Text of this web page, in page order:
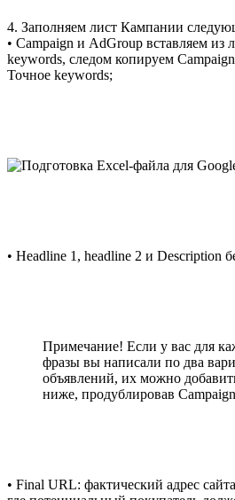
4. Заполняем лист Кампании
• Campaign и AdGroup вставляем
keywords, следом копируем
Точное keywords;
• Headline 1, headline 2 и Description
Примечание! Если у вас для
фразы вы написали по два
объявлений, их можно
ниже, продублировав
• Final URL: фактический адрес